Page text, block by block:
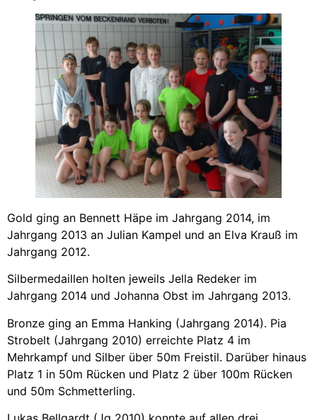
Gold ging an Bennett Häpe im Jahrgang 2014, im
Jahrgang 2013 an Julian Kampel und an Elva Krauß im
Jahrgang 2012.
Silbermedaillen holten jeweils Jella Redeker im
Jahrgang 2014 und Johanna Obst im Jahrgang 2013.
Bronze ging an Emma Hanking (Jahrgang 2014). Pia
Strobelt (Jahrgang 2010) erreichte Platz 4 im
Mehrkampf und Silber über 50m Freistil. Darüber hinaus
Platz 1 in 50m Rücken und Platz 2 über 100m Rücken
und 50m Schmetterling.